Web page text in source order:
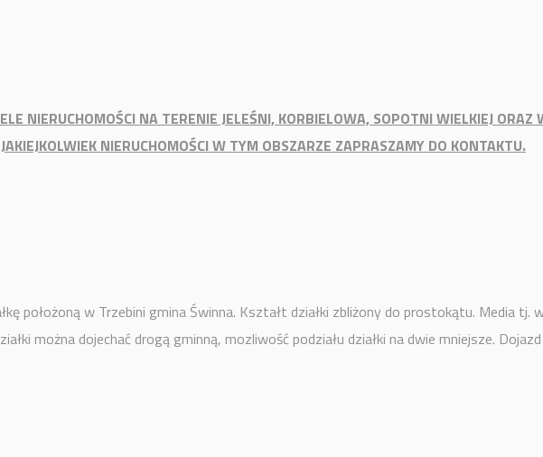
NIERUCHOMOŚCI NA TERENIE JELEŚNI, KORBIELOWA, SOPOTNI WIELKIEJ ORAZ
NIERUCHOMOŚCI W TYM OBSZARZE ZAPRASZAMY DO KONTAKTU.
położoną w Trzebini gmina Świnna. Kształt działki zbliżony do prostokątu. Media
można dojechać drogą gminną, mozliwość podziału działki na dwie mniejsze.